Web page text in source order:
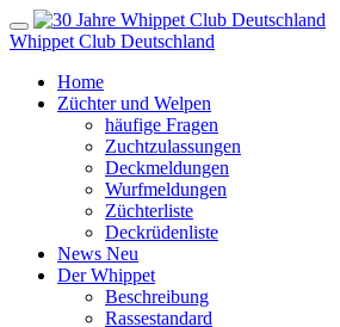
Whippet Club Deutschland
Home
Züchter und Welpen
häufige Fragen
Zuchtzulassungen
Deckmeldungen
Wurfmeldungen
Züchterliste
Deckrüdenliste
News Neu
Der Whippet
Beschreibung
Rassestandard